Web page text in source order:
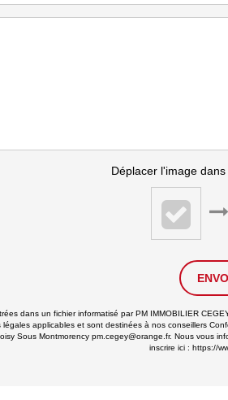
Déplacer l'image
dans un fichier informatisé par PM IMMOBILIER
applicables et sont destinées à nos conseillers
Sous Montmorency pm.cegey@orange.fr. Nous
inscrire ici : https://